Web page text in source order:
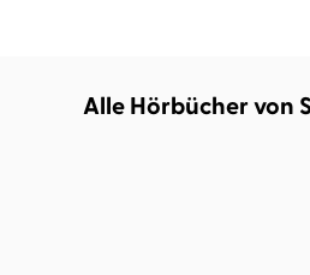
Alle Hörbücher von